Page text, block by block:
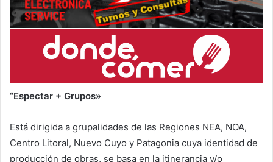
“Espectar + Grupos»
Está dirigida a grupalidades de las Regiones NEA, NOA,
Centro Litoral, Nuevo Cuyo y Patagonia cuya identidad de
producción de obras, se basa en la itinerancia y/o